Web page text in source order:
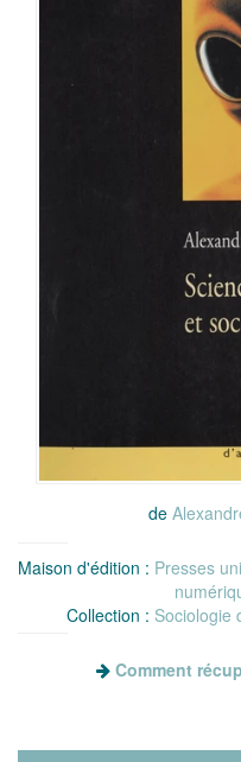
de
Maison d'édition : Presses
Collection : Sociologie
Comment